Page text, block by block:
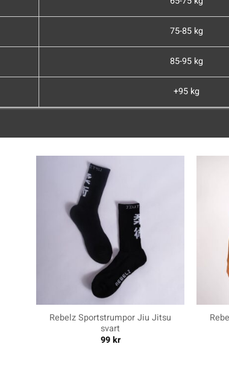
75-85 kg
85-95 kg
+95 kg
Rebelz Sportstrumpor Jiu Jitsu
svart
99kr